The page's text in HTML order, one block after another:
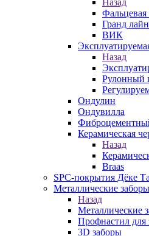
Назад
Фальцевая
Гранд лайн
ВИК
Назад
Рулонный
Ондулин
Ондувилла
Керамическая
Назад
Braas
SPC-покрытия Дёке
Металлические
Назад
Металлические
Профнастил для
3D заборы